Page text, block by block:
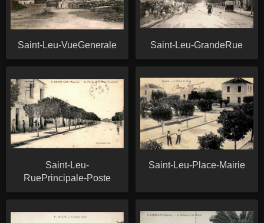
Saint-Leu-VueGenerale Saint-Leu-GrandeRue
Saint-Leu-
RuePrincipale-Poste
Saint-Leu-Place-Mairie